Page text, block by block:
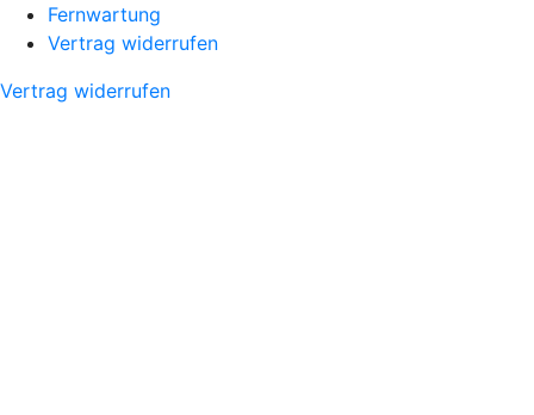
Fernwartung
Vertrag widerrufen
Vertrag widerrufen